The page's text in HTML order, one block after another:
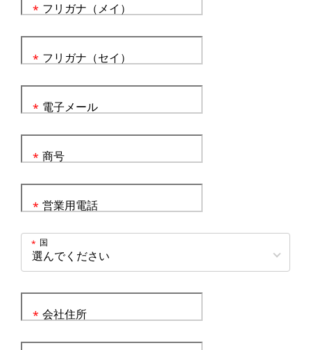
フリガナ（メイ）
*
フリガナ（セイ）
*
電子メール
*
商号
*
営業用電話
*
国
*
会社住所
*